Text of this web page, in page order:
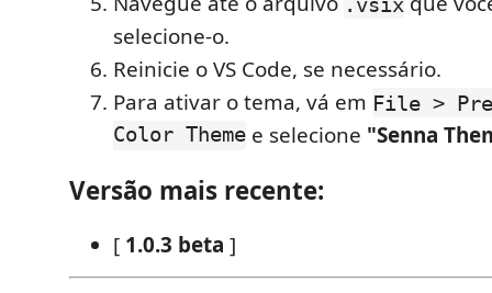
selecione-o.
Reinicie o VS Code, se necessário.
Para ativar o tema, vá em File >
Color Theme e selecione "Senna
Versão mais recente:
[ 1.0.3 beta ]